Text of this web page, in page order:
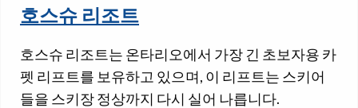
호스슈 리조트
호스슈 리조트는 온타리오에서 가장 긴 초보자용 카
펫 리프트를 보유하고 있으며, 이 리프트는 스키어
들을 스키장 정상까지 다시 실어 나릅니다.